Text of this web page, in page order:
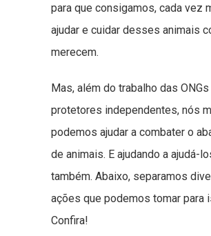
para que consigamos, cada vez
ajudar e cuidar desses animais
merecem.
Mas, além do trabalho das
protetores independentes, nós
podemos ajudar a combater o
de animais. E ajudando a ajudá-
também. Abaixo, separamos
ações que podemos tomar para
Confira!